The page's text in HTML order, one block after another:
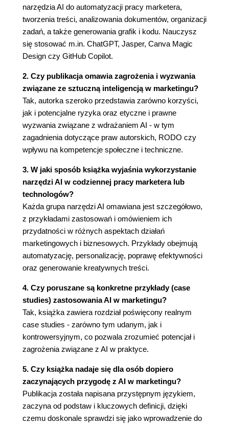
Rozdział 5. Case study, czyli czy AI zwiedzie nas na
manowce
Chałkoń
Stylowy papież w białym płaszczu
wykorzystaniem AI
Rozdział 6. AI a najważniejsze zagadnienia
AI a prawa autorskie
AI a RODO
AI a język polski
AI a umiejętności techniczne
AI a zagrożenia z niej wynikające
Epilog
Najważniejsze korzyści z wykorzystania AI w
marketingu
Najważniejsze wyzwania związane z AI
Przyszłość AI w marketingu
Pokolenia cyfrowe a wyzwania związane z AI
Podsumowanie
narzędzia AI do automatyzacji pracy marketera,
tworzenia treści, analizowania dokumentów, organizacji
zadań, a także generowania grafik i kodu. Nauczysz
się stosować m.in. ChatGPT, Jasper, Canva Magic
Design czy GitHub Copilot.
2. Czy publikacja omawia zagrożenia i wyzwania
związane ze sztuczną inteligencją w marketingu?
Tak, autorka szeroko przedstawia zarówno korzyści,
jak i potencjalne ryzyka oraz etyczne i prawne
wyzwania związane z wdrażaniem AI - w tym
zagadnienia dotyczące praw autorskich, RODO czy
wpływu na kompetencje społeczne i techniczne.
3. W jaki sposób książka wyjaśnia wykorzystanie
narzędzi AI w codziennej pracy marketera lub
technologów?
Każda grupa narzędzi AI omawiana jest szczegółowo,
z przykładami zastosowań i omówieniem ich
przydatności w różnych aspektach działań
marketingowych i biznesowych. Przykłady obejmują
automatyzację, personalizację, poprawę efektywności
oraz generowanie kreatywnych treści.
4. Czy poruszane są konkretne przykłady (case
studies) zastosowania AI w marketingu?
Tak, książka zawiera rozdział poświęcony realnym
case studies - zarówno tym udanym, jak i
kontrowersyjnym, co pozwala zrozumieć potencjał i
zagrożenia związane z AI w praktyce.
5. Czy książka nadaje się dla osób dopiero
zaczynających przygodę z AI w marketingu?
Publikacja została napisana przystępnym językiem,
zaczyna od podstaw i kluczowych definicji, dzięki
czemu doskonale sprawdzi się jako wprowadzenie do